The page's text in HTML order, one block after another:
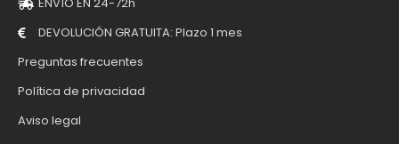
DEVOLUCIÓN GRATUITA: Plazo 1 mes
Preguntas frecuentes
Política de privacidad
Aviso legal